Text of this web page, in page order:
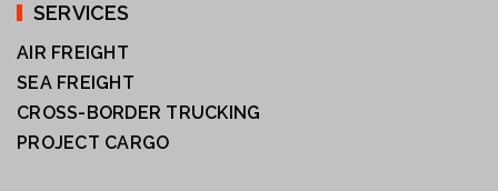
SERVICES
AIR FREIGHT
SEA FREIGHT
CROSS-BORDER TRUCKING
PROJECT CARGO